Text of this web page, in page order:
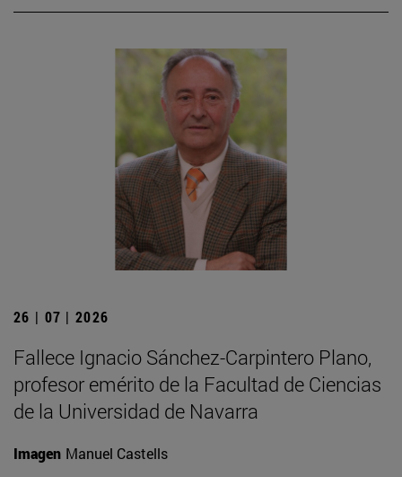
26 | 07 | 2026
Fallece Ignacio Sánchez-Carpintero Plano,
profesor emérito de la Facultad de Ciencias
de la Universidad de Navarra
Imagen Manuel Castells